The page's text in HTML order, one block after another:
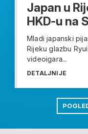
Japan u
HKD-u na
Mladi japanski
Rijeku glazbu
videoigara...
DETALJNIJE